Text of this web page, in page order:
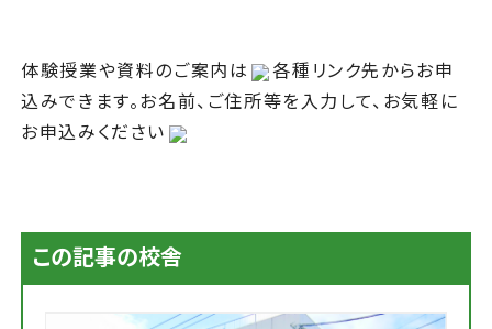
体験授業や資料のご案内は
各種リンク先からお申
込みできます。お名前、ご住所等を入力して、お気軽に
お申込みください
この記事の校舎